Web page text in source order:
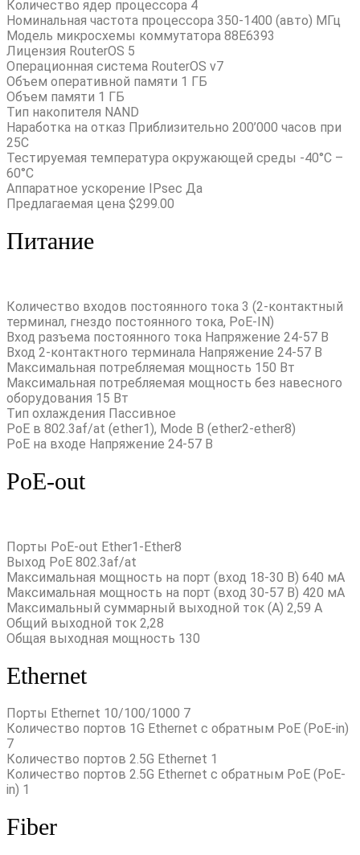
Количество ядер процессора 4
Номинальная частота процессора 350-1400 (авто) МГц
Модель микросхемы коммутатора 88E6393
Лицензия RouterOS 5
Операционная система RouterOS v7
Объем оперативной памяти 1 ГБ
Объем памяти 1 ГБ
Тип накопителя NAND
Наработка на отказ Приблизительно 200’000 часов при
25C
Тестируемая температура окружающей среды -40°C –
60°C
Аппаратное ускорение IPsec Да
Предлагаемая цена $299.00
Питание
Количество входов постоянного тока 3 (2-контактный
терминал, гнездо постоянного тока, PoE-IN)
Вход разъема постоянного тока Напряжение 24-57 В
Вход 2-контактного терминала Напряжение 24-57 В
Максимальная потребляемая мощность 150 Вт
Максимальная потребляемая мощность без навесного
оборудования 15 Вт
Тип охлаждения Пассивное
PoE в 802.3af/at (ether1), Mode B (ether2-ether8)
PoE на входе Напряжение 24-57 В
PoE-out
Порты PoE-out Ether1-Ether8
Выход PoE 802.3af/at
Максимальная мощность на порт (вход 18-30 В) 640 мА
Максимальная мощность на порт (вход 30-57 В) 420 мА
Максимальный суммарный выходной ток (A) 2,59 A
Общий выходной ток 2,28
Общая выходная мощность 130
Ethernet
Порты Ethernet 10/100/1000 7
Количество портов 1G Ethernet с обратным PoE (PoE-in)
7
Количество портов 2.5G Ethernet 1
Количество портов 2.5G Ethernet с обратным PoE (PoE-
in) 1
Fiber